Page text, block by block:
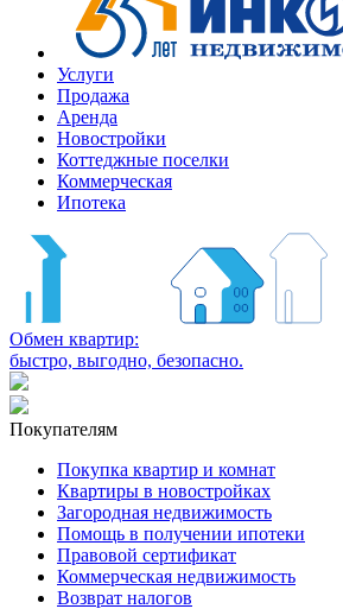
Услуги
Продажа
Аренда
Новостройки
Коттеджные поселки
Коммерческая
Ипотека
Обмен квартир:
быстро, выгодно, безопасно.
Покупателям
Покупка квартир и комнат
Квартиры в новостройках
Загородная недвижимость
Помощь в получении ипотеки
Правовой сертификат
Коммерческая недвижимость
Возврат налогов